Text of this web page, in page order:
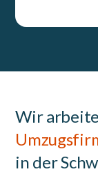
Wir
in der